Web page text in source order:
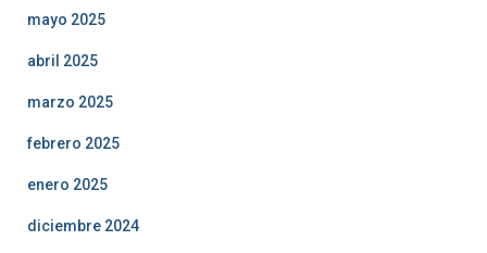
mayo 2025
abril 2025
marzo 2025
febrero 2025
enero 2025
diciembre 2024